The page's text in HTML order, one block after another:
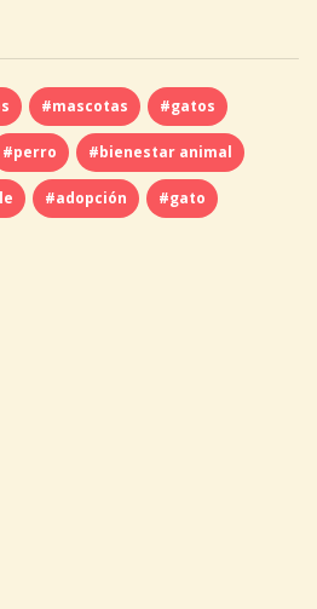
#mascotas #gatos
#perro #bienestar animal
#adopción #gato